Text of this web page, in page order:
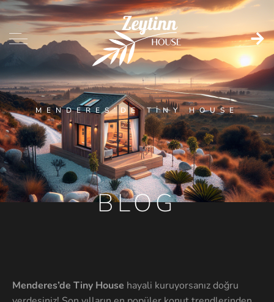
MENDERES’DE TINY HOUSE
BLOG
Menderes’de Tiny House hayali kuruyorsanız doğru